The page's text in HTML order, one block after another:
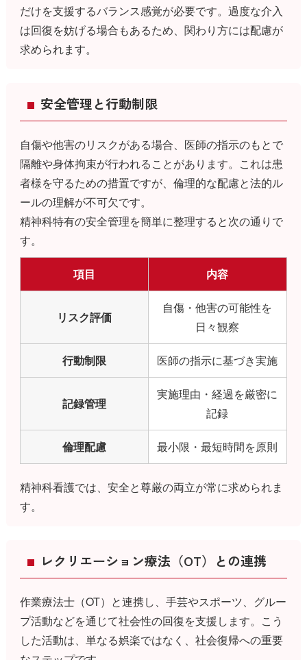
だけを支援するバランス感覚が必要です。過度な介入
は回復を妨げる場合もあるため、関わり方には配慮が
求められます。
安全管理と行動制限
自傷や他害のリスクがある場合、医師の指示のもとで
隔離や身体拘束が行われることがあります。これは患
者様を守るための措置ですが、倫理的な配慮と法的ル
ールの理解が不可欠です。
精神科特有の安全管理を簡単に整理すると次の通りで
す。
項目 内容
リスク評価
自傷・他害の可能性を
日々観察
行動制限 医師の指示に基づき実施
記録管理
実施理由・経過を厳密に
記録
倫理配慮 最小限・最短時間を原則
精神科看護では、安全と尊厳の両立が常に求められま
す。
レクリエーション療法（OT）との連携
作業療法士（OT）と連携し、手芸やスポーツ、グルー
プ活動などを通じて社会性の回復を支援します。こう
した活動は、単なる娯楽ではなく、社会復帰への重要